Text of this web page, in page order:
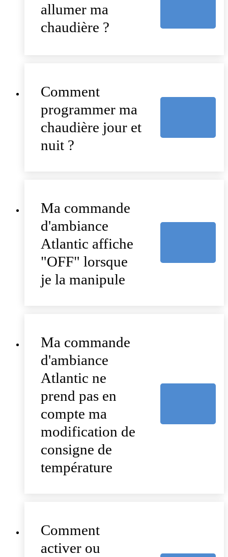
allumer ma
chaudière ?
Comment
programmer ma
chaudière jour et
nuit ?
Ma commande
d'ambiance
Atlantic affiche
"OFF" lorsque
je la manipule
Ma commande
d'ambiance
Atlantic ne
prend pas en
compte ma
modification de
consigne de
température
Comment
activer ou